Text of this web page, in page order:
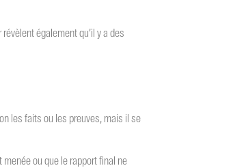
également qu’il y a des
les faits ou les preuves, mais il se
ou que le rapport final ne